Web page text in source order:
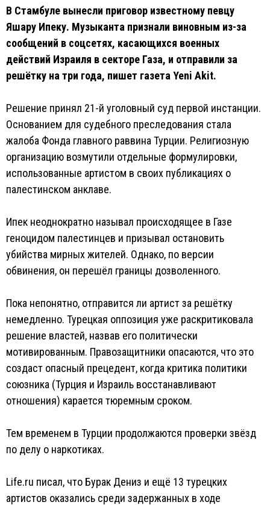
В Стамбуле вынесли приговор известному певцу
Яшару Ипеку. Музыканта признали виновным из-за
сообщений в соцсетях, касающихся военных
действий Израиля в секторе Газа, и отправили за
решётку на три года, пишет газета Yeni Akit.
Решение принял 21-й уголовный суд первой инстанции.
Основанием для судебного преследования стала
жалоба Фонда главного раввина Турции. Религиозную
организацию возмутили отдельные формулировки,
использованные артистом в своих публикациях о
палестинском анклаве.
Ипек неоднократно называл происходящее в Газе
геноцидом палестинцев и призывал остановить
убийства мирных жителей. Однако, по версии
обвинения, он перешёл границы дозволенного.
Пока непонятно, отправится ли артист за решётку
немедленно. Турецкая оппозиция уже раскритиковала
решение властей, назвав его политически
мотивированным. Правозащитники опасаются, что это
создаст опасный прецедент, когда критика политики
союзника (Турция и Израиль восстанавливают
отношения) карается тюремным сроком.
Тем временем в Турции продолжаются проверки звёзд
по делу о наркотиках.
Life.ru писал, что Бурак Дениз и ещё 13 турецких
артистов оказались среди задержанных в ходе